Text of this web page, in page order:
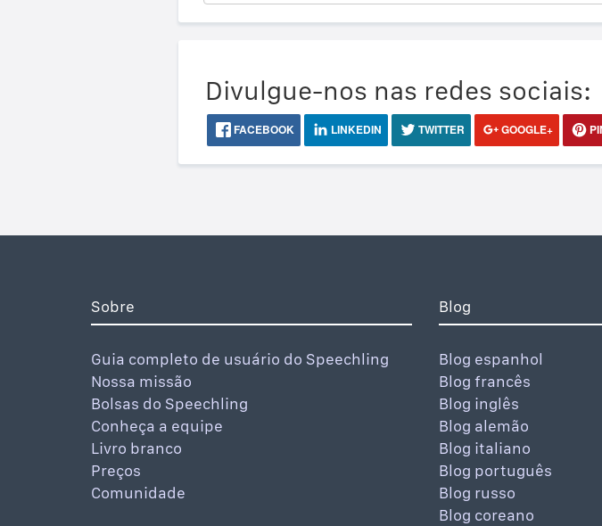
Divulgue-nos nas redes sociais:
FACEBOOK LINKEDIN TWITTER GOOGLE+
Sobre
Guia completo de usuário do Speechling
Nossa missão
Bolsas do Speechling
Conheça a equipe
Livro branco
Preços
Comunidade
Blog
Blog espanhol
Blog francês
Blog inglês
Blog alemão
Blog italiano
Blog português
Blog russo
Blog coreano